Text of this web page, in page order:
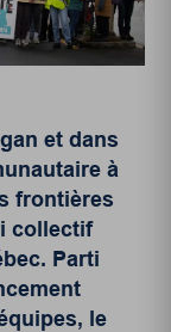
et dans
à
frontières
collectif
Parti
le